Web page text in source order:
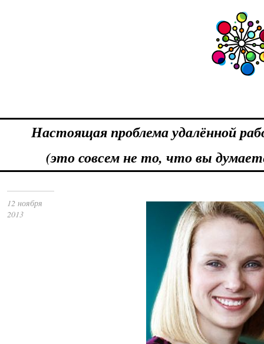
Настоящая проблема удалённой
(это совсем не то, что вы
12 ноября
2013